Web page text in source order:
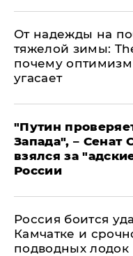
От надежды на
тяжелой зимы:
почему
угасает
"Путин
Запада", –
взялся за
России
Россия боится
Камчатке и
подводных лодок